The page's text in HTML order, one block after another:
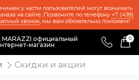
у части пользователей могут возникать
на сайте. Позвоните по телефону +7 (499)
звонок, мы вам обязательно поможем!
MARAZZI официальный
магазин
0
Скидки и акции